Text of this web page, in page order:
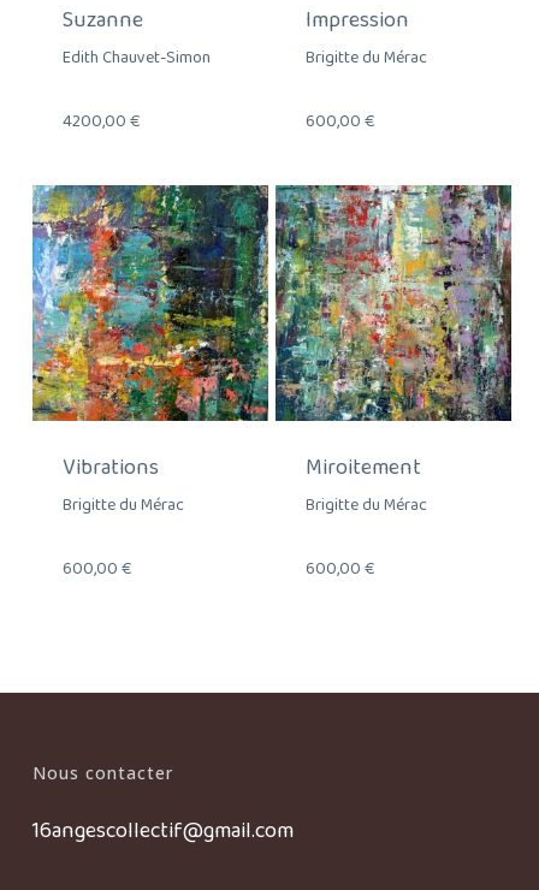
Suzanne
Edith Chauvet-Simon
4200,00€
Impression
Brigitte du Mérac
600,00€
Vibrations
Brigitte du Mérac
600,00€
Miroitement
Brigitte du Mérac
600,00€
Nous contacter
16angescollectif@gmail.com